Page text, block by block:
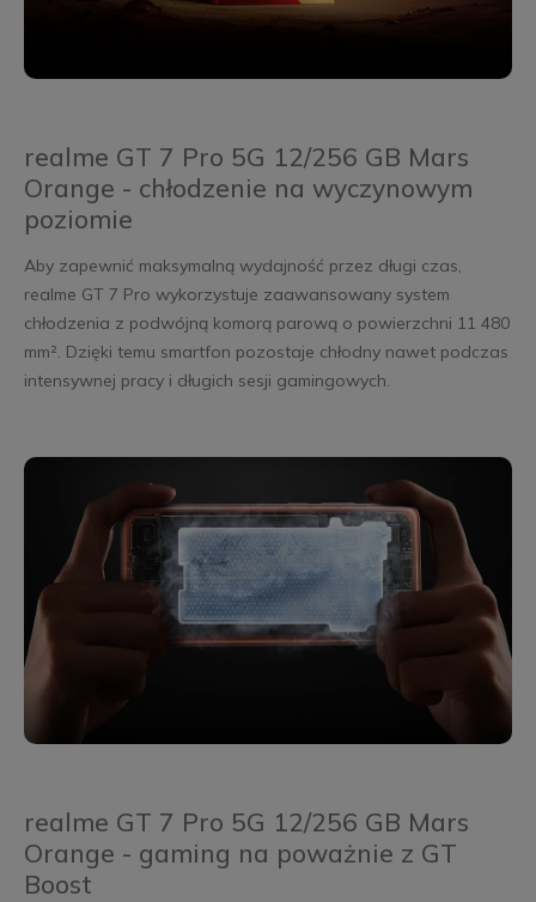
realme GT 7 Pro 5G 12/256 GB Mars
Orange - chłodzenie na wyczynowym
poziomie
Aby zapewnić maksymalną wydajność przez długi czas,
realme GT 7 Pro wykorzystuje zaawansowany system
chłodzenia z podwójną komorą parową o powierzchni 11 480
mm². Dzięki temu smartfon pozostaje chłodny nawet podczas
intensywnej pracy i długich sesji gamingowych.
realme GT 7 Pro 5G 12/256 GB Mars
Orange - gaming na poważnie z GT
Boost